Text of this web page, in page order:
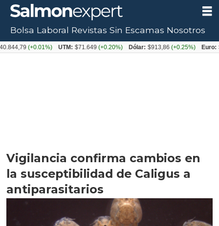
Vigilancia confirma cambios en
la susceptibilidad de Caligus a
antiparasitarios
Bolsa Laboral Revistas Sin Escamas Nosotros
(+0.01%) UTM: $71.649(+0.20%) Dólar: $913,86(+0.25%) Euro: